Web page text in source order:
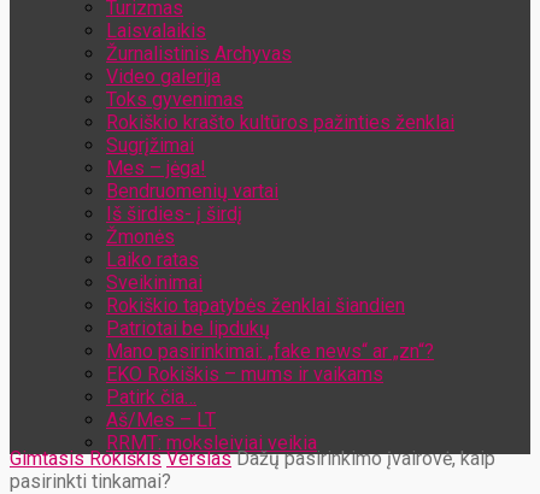
Turizmas
Laisvalaikis
Žurnalistinis Archyvas
Video galerija
Toks gyvenimas
Rokiškio krašto kultūros pažinties ženklai
Sugrįžimai
Mes – jėga!
Bendruomenių vartai
Iš širdies- į širdį
Žmonės
Laiko ratas
Sveikinimai
Rokiškio tapatybės ženklai šiandien
Patriotai be lipdukų
Mano pasirinkimai: „fake news“ ar „zn“?
EKO Rokiškis – mums ir vaikams
Patirk čia…
Aš/Mes – LT
RRMT: moksleiviai veikia
Gimtasis Rokiškis Verslas Dažų pasirinkimo įvairovė, kaip
pasirinkti tinkamai?